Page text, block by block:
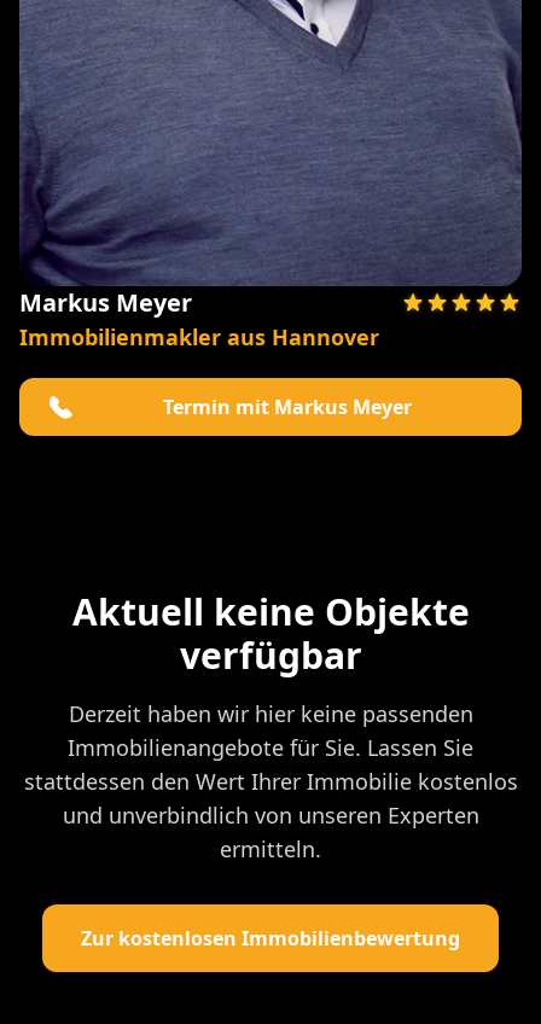
Markus Meyer
Immobilienmakler aus Hannover
Termin mit Markus Meyer
Aktuell keine Objekte
verfügbar
Derzeit haben wir hier keine passenden
Immobilienangebote für Sie. Lassen Sie
stattdessen den Wert Ihrer Immobilie kostenlos
und unverbindlich von unseren Experten
ermitteln.
Zur kostenlosen Immobilienbewertung